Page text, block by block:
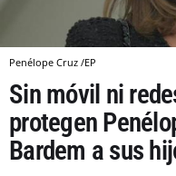
Penélope Cruz /EP
Sin móvil ni
protegen
Bardem a sus